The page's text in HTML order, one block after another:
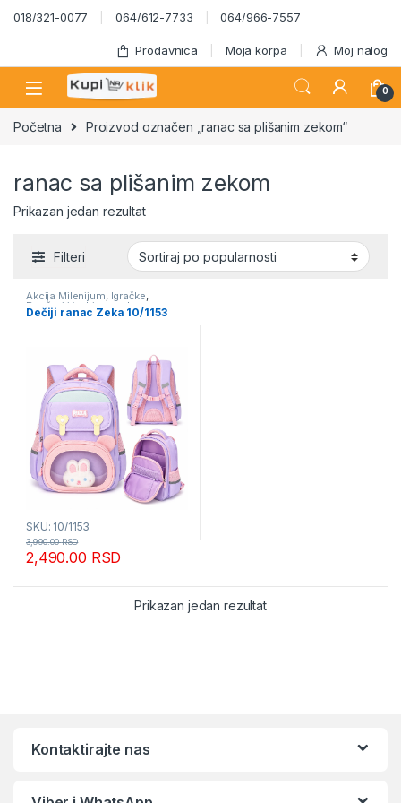
Skip to navigation
Skip to content
018/321-0077 064/612-7733 064/966-7557
Prodavnica Moja korpa Moj nalog
0
Početna Proizvod označen „ranac sa plišanim zekom“
ranac sa plišanim zekom
Prikazan jedan rezultat
Filteri
Akcija Milenijum, Igračke,
Rančevi i torbice za decu,
Školski program
Dečiji ranac Zeka 10/1153
SKU: 10/1153
2,490.00 RSD
3,990.00RSD
Prikazan jedan rezultat
Kontaktirajte nas